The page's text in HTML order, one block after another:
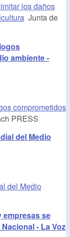
los daños
Junta de
ambiente -
comprometidos
PRESS
del Medio
del Medio
empresas se
- La Voz